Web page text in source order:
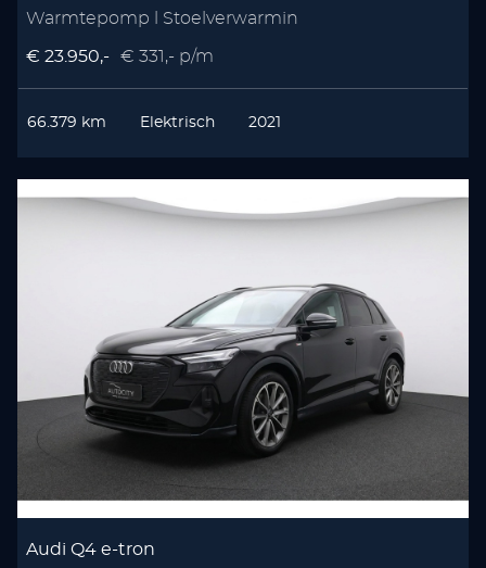
Warmtepomp l Stoelverwarmin
€ 23.950,- € 331,- p/m
66.379 km Elektrisch 2021
Audi Q4 e-tron